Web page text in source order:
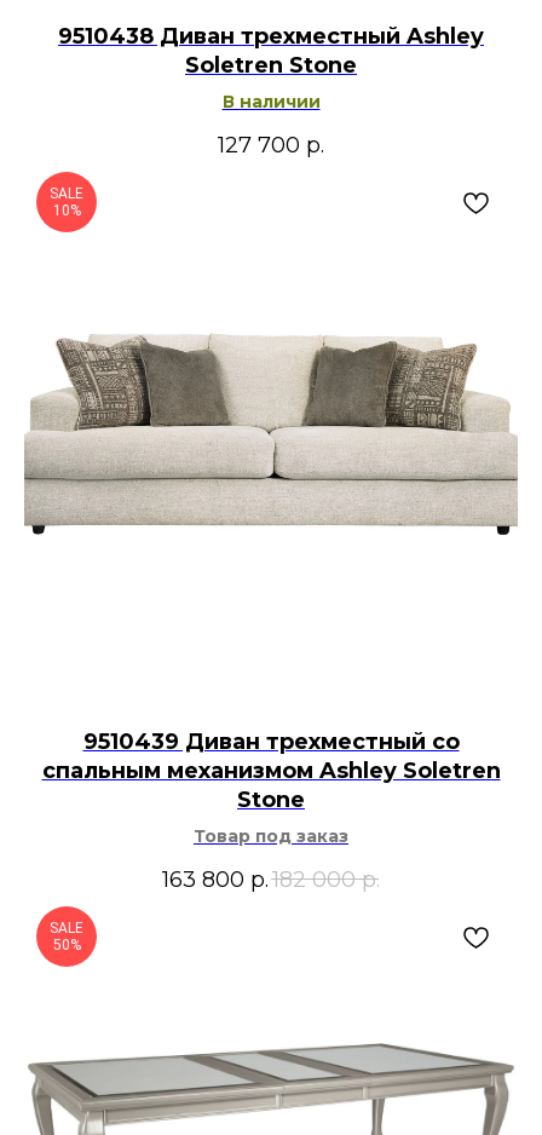
9510438 Диван трехместный Ashley
Soletren Stone
В наличии
127 700 р.
SALE
10%
9510439 Диван трехместный со
спальным механизмом Ashley Soletren
Stone
Товар под заказ
163 800 р.182 000 р.
SALE
50%